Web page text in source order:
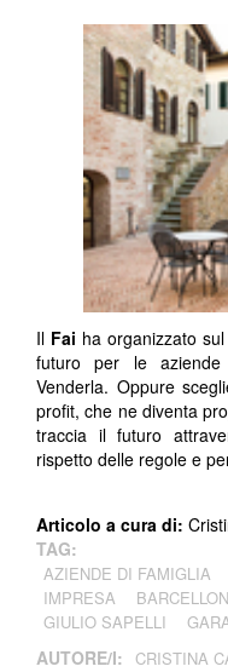
Il Fai ha organizzato
futuro per le
Venderla. Oppure
profit, che ne diventa
traccia il futuro
rispetto delle regole e
Articolo a cura di:
TAG:
AZIENDE DI FAMIGLIA
IMPRESA
GIULIO SAPELLI
AUTORE/I: CRISTINA